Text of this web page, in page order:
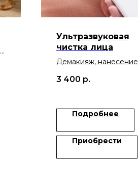
Ультразвуковая
чистка лица
Демакияж, нанесение
ултразвуковая чистка
3 400 р.
Подробнее
Приобрести